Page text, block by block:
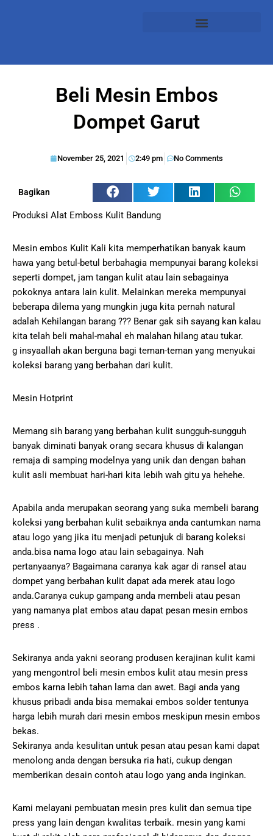
Beli Mesin Embos
Dompet Garut
November 25, 2021 2:49 pm No Comments
Bagikan
Produksi Alat Emboss Kulit Bandung
Mesin embos Kulit Kali kita memperhatikan banyak kaum
hawa yang betul-betul berbahagia mempunyai barang koleksi
seperti dompet, jam tangan kulit atau lain sebagainya
pokoknya antara lain kulit. Melainkan mereka mempunyai
beberapa dilema yang mungkin juga kita pernah natural
adalah Kehilangan barang ??? Benar gak sih sayang kan kalau
kita telah beli mahal-mahal eh malahan hilang atau tukar.
g insyaallah akan berguna bagi teman-teman yang menyukai
koleksi barang yang berbahan dari kulit.
Mesin Hotprint
Memang sih barang yang berbahan kulit sungguh-sungguh
banyak diminati banyak orang secara khusus di kalangan
remaja di samping modelnya yang unik dan dengan bahan
kulit asli membuat hari-hari kita lebih wah gitu ya hehehe.
Apabila anda merupakan seorang yang suka membeli barang
koleksi yang berbahan kulit sebaiknya anda cantumkan nama
atau logo yang jika itu menjadi petunjuk di barang koleksi
anda.bisa nama logo atau lain sebagainya. Nah
pertanyaanya? Bagaimana caranya kak agar di ransel atau
dompet yang berbahan kulit dapat ada merek atau logo
anda.Caranya cukup gampang anda membeli atau pesan
yang namanya plat embos atau dapat pesan mesin embos
press .
Sekiranya anda yakni seorang produsen kerajinan kulit kami
yang mengontrol beli mesin embos kulit atau mesin press
embos karna lebih tahan lama dan awet. Bagi anda yang
khusus pribadi anda bisa memakai embos solder tentunya
harga lebih murah dari mesin embos meskipun mesin embos
bekas.
Sekiranya anda kesulitan untuk pesan atau pesan kami dapat
menolong anda dengan bersuka ria hati, cukup dengan
memberikan desain contoh atau logo yang anda inginkan.
Kami melayani pembuatan mesin pres kulit dan semua tipe
press yang lain dengan kwalitas terbaik. mesin yang kami